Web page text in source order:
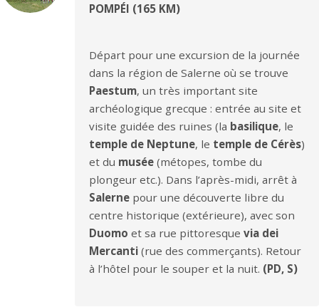
POMPÉI (165 KM)
Départ pour une excursion de la journée
dans la région de Salerne où se trouve
Paestum, un très important site
archéologique grecque : entrée au site et
visite guidée des ruines (la basilique, le
temple de Neptune, le temple de Cérès)
et du musée (métopes, tombe du
plongeur etc.). Dans l’après-midi, arrêt à
Salerne pour une découverte libre du
centre historique (extérieure), avec son
Duomo et sa rue pittoresque via dei
Mercanti (rue des commerçants). Retour
à l’hôtel pour le souper et la nuit. (PD, S)